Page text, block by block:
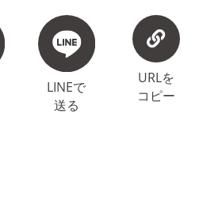
LINEで
送る
URLを
コピー